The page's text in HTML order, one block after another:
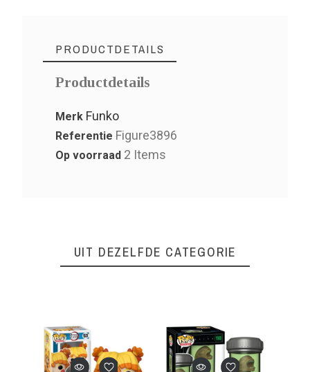
PRODUCTDETAILS
Productdetails
Merk Funko
Referentie Figure3896
Op voorraad 2 Items
UIT DEZELFDE CATEGORIE